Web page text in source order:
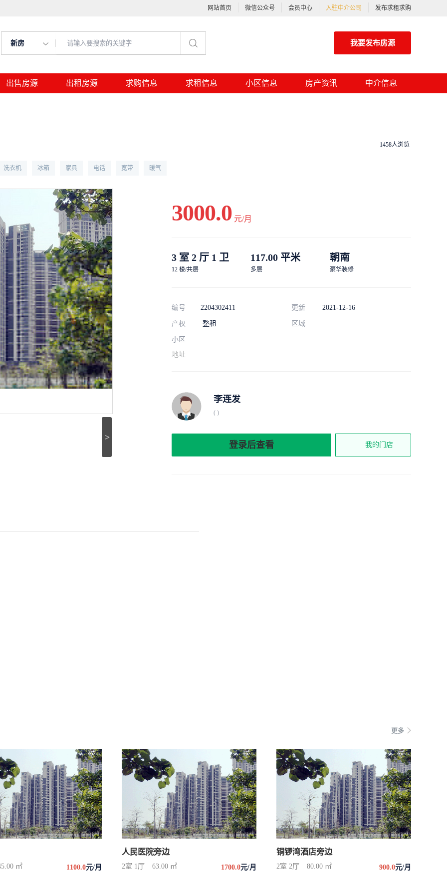
网站首页 微信公众号 会员中心 入驻中介公司 发布求租求购
新房 我要发布房源
出售房源 出租房源 求购信息 求租信息 小区信息 房产资讯 中介信息
洗衣机 冰箱 家具 电话 宽带 暖气
1458人浏览
>
3000.0 元/月
3 室 2 厅 1 卫
12 楼/共层
117.00 平米
多层
朝南
豪华装修
编号 2204302411 更新 2021-12-16
产权 整租 区域
小区
地址
李连发
( )
我的门店
登录后查看
更多
㎡ 1100.0元/月
人民医院旁边
2室 1厅 63.00 ㎡ 1700.0元/月
铜锣湾酒店旁边
2室 2厅 80.00 ㎡ 900.0元/月